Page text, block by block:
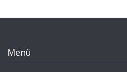
Menü